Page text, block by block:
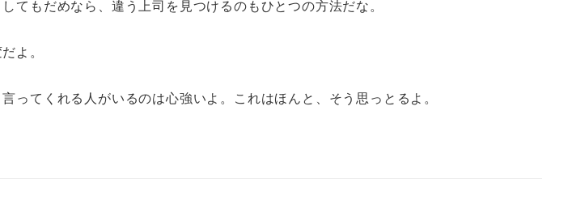
もだめなら、違う上司を見つけるのもひとつの方法だな。
よ。
てくれる人がいるのは心強いよ。これはほんと、そう思っとるよ。